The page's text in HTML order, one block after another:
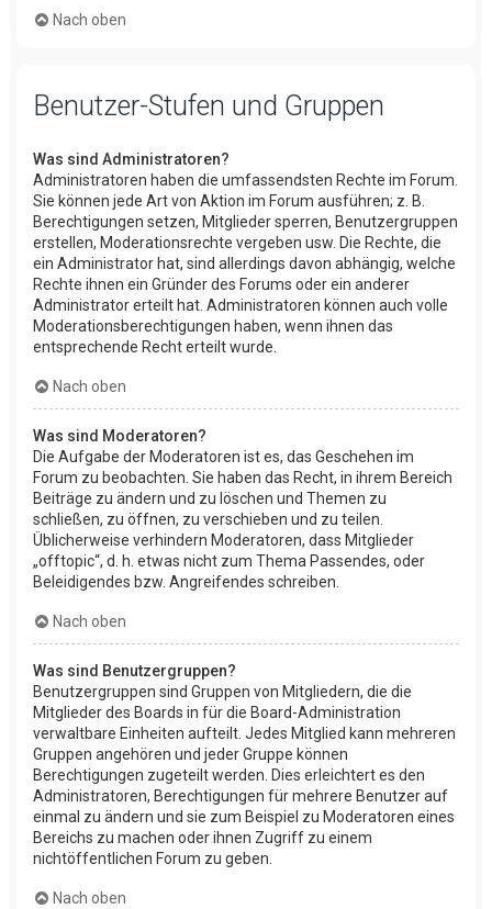
Nach oben
Benutzer-Stufen und Gruppen
Was sind Administratoren?
Administratoren haben die umfassendsten Rechte im Forum.
Sie können jede Art von Aktion im Forum ausführen; z. B.
Berechtigungen setzen, Mitglieder sperren, Benutzergruppen
erstellen, Moderationsrechte vergeben usw. Die Rechte, die
ein Administrator hat, sind allerdings davon abhängig, welche
Rechte ihnen ein Gründer des Forums oder ein anderer
Administrator erteilt hat. Administratoren können auch volle
Moderationsberechtigungen haben, wenn ihnen das
entsprechende Recht erteilt wurde.
Nach oben
Was sind Moderatoren?
Die Aufgabe der Moderatoren ist es, das Geschehen im
Forum zu beobachten. Sie haben das Recht, in ihrem Bereich
Beiträge zu ändern und zu löschen und Themen zu
schließen, zu öffnen, zu verschieben und zu teilen.
Üblicherweise verhindern Moderatoren, dass Mitglieder
„offtopic“, d. h. etwas nicht zum Thema Passendes, oder
Beleidigendes bzw. Angreifendes schreiben.
Nach oben
Was sind Benutzergruppen?
Benutzergruppen sind Gruppen von Mitgliedern, die die
Mitglieder des Boards in für die Board-Administration
verwaltbare Einheiten aufteilt. Jedes Mitglied kann mehreren
Gruppen angehören und jeder Gruppe können
Berechtigungen zugeteilt werden. Dies erleichtert es den
Administratoren, Berechtigungen für mehrere Benutzer auf
einmal zu ändern und sie zum Beispiel zu Moderatoren eines
Bereichs zu machen oder ihnen Zugriff zu einem
nichtöffentlichen Forum zu geben.
Nach oben